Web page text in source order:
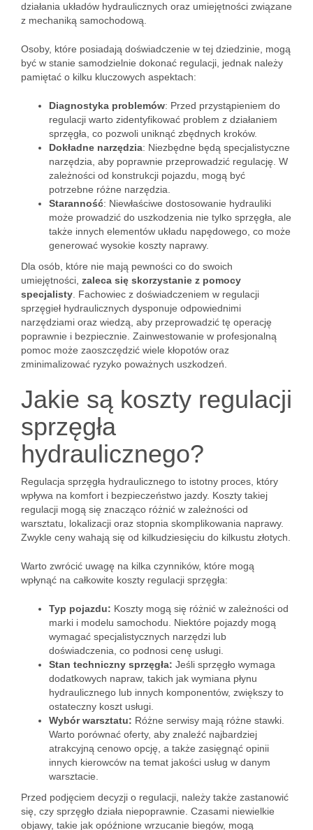
działania układów hydraulicznych oraz umiejętności związane
z mechaniką samochodową.
Osoby, które posiadają doświadczenie w tej dziedzinie, mogą
być w stanie samodzielnie dokonać regulacji, jednak należy
pamiętać o kilku kluczowych aspektach:
Diagnostyka problemów: Przed przystąpieniem do
regulacji warto zidentyfikować problem z działaniem
sprzęgła, co pozwoli uniknąć zbędnych kroków.
Dokładne narzędzia: Niezbędne będą specjalistyczne
narzędzia, aby poprawnie przeprowadzić regulację. W
zależności od konstrukcji pojazdu, mogą być
potrzebne różne narzędzia.
Staranność: Niewłaściwe dostosowanie hydrauliki
może prowadzić do uszkodzenia nie tylko sprzęgła, ale
także innych elementów układu napędowego, co może
generować wysokie koszty naprawy.
Dla osób, które nie mają pewności co do swoich
umiejętności, zaleca się skorzystanie z pomocy
specjalisty . Fachowiec z doświadczeniem w regulacji
sprzęgieł hydraulicznych dysponuje odpowiednimi
narzędziami oraz wiedzą, aby przeprowadzić tę operację
poprawnie i bezpiecznie. Zainwestowanie w profesjonalną
pomoc może zaoszczędzić wiele kłopotów oraz
zminimalizować ryzyko poważnych uszkodzeń.
Jakie są koszty regulacji
sprzęgła
hydraulicznego?
Regulacja sprzęgła hydraulicznego to istotny proces, który
wpływa na komfort i bezpieczeństwo jazdy. Koszty takiej
regulacji mogą się znacząco różnić w zależności od
warsztatu, lokalizacji oraz stopnia skomplikowania naprawy.
Zwykle ceny wahają się od kilkudziesięciu do kilkustu złotych.
Warto zwrócić uwagę na kilka czynników, które mogą
wpłynąć na całkowite koszty regulacji sprzęgła:
Typ pojazdu: Koszty mogą się różnić w zależności od
marki i modelu samochodu. Niektóre pojazdy mogą
wymagać specjalistycznych narzędzi lub
doświadczenia, co podnosi cenę usługi.
Stan techniczny sprzęgła: Jeśli sprzęgło wymaga
dodatkowych napraw, takich jak wymiana płynu
hydraulicznego lub innych komponentów, zwiększy to
ostateczny koszt usługi.
Wybór warsztatu: Różne serwisy mają różne stawki.
Warto porównać oferty, aby znaleźć najbardziej
atrakcyjną cenowo opcję, a także zasięgnąć opinii
innych kierowców na temat jakości usług w danym
warsztacie.
Przed podjęciem decyzji o regulacji, należy także zastanowić
się, czy sprzęgło działa niepoprawnie. Czasami niewielkie
objawy, takie jak opóźnione wrzucanie biegów, mogą